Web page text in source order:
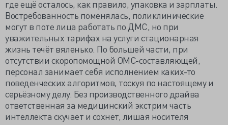
где ещё осталось, как правило, упаковка и зарплаты.
Востребованность поменялась, поликлинические
могут в поте лица работать по ДМС, но при
уважительных тарифах на услуги стационарная
жизнь течёт вяленько. По большей части, при
отсутствии скоропомощной ОМС-составляющей,
персонал занимает себя исполнением каких-то
поведенческих алгоритмов, тоскуя по настоящему и
серьёзному делу. Без производственного драйва
ответственная за медицинский экстрим часть
интеллекта скучает и сохнет, лишая носителя